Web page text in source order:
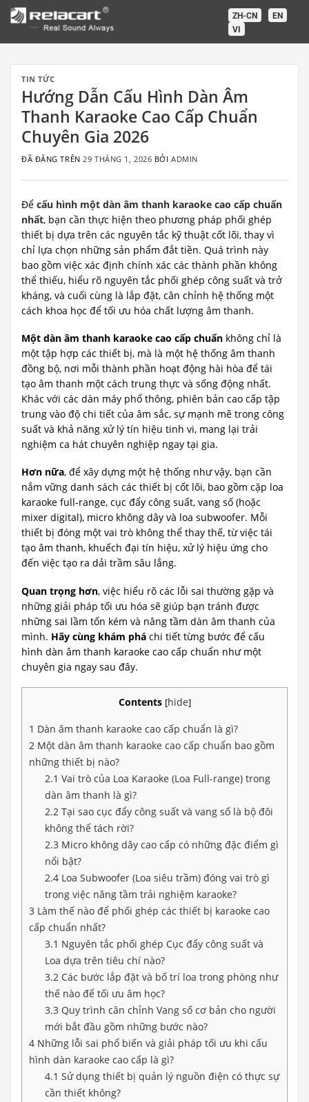
Chuyển
đến
nội
ZH-CN
EN
VI
TIN TỨC
Hướng Dẫn Cấu Hình Dàn Âm
Thanh Karaoke Cao Cấp Chuẩn
Chuyên Gia 2026
ĐÃ ĐĂNG TRÊN29 THÁNG 1, 2026 BỞIADMIN
Để cấu hình một dàn âm thanh karaoke cao cấp chuẩn
nhất, bạn cần thực hiện theo phương pháp phối ghép
thiết bị dựa trên các nguyên tắc kỹ thuật cốt lõi, thay vì
chỉ lựa chọn những sản phẩm đắt tiền. Quá trình này
bao gồm việc xác định chính xác các thành phần không
thể thiếu, hiểu rõ nguyên tắc phối ghép công suất và trở
kháng, và cuối cùng là lắp đặt, cân chỉnh hệ thống một
cách khoa học để tối ưu hóa chất lượng âm thanh.
Một dàn âm thanh karaoke cao cấp chuẩn không chỉ là
một tập hợp các thiết bị, mà là một hệ thống âm thanh
đồng bộ, nơi mỗi thành phần hoạt động hài hòa để tái
tạo âm thanh một cách trung thực và sống động nhất.
Khác với các dàn máy phổ thông, phiên bản cao cấp tập
trung vào độ chi tiết của âm sắc, sự mạnh mẽ trong công
suất và khả năng xử lý tín hiệu tinh vi, mang lại trải
nghiệm ca hát chuyên nghiệp ngay tại gia.
Hơn nữa, để xây dựng một hệ thống như vậy, bạn cần
nắm vững danh sách các thiết bị cốt lõi, bao gồm cặp loa
karaoke full-range, cục đẩy công suất, vang số (hoặc
mixer digital), micro không dây và loa subwoofer. Mỗi
thiết bị đóng một vai trò không thể thay thế, từ việc tái
tạo âm thanh, khuếch đại tín hiệu, xử lý hiệu ứng cho
đến việc tạo ra dải trầm sâu lắng.
Quan trọng hơn, việc hiểu rõ các lỗi sai thường gặp và
những giải pháp tối ưu hóa sẽ giúp bạn tránh được
những sai lầm tốn kém và nâng tầm dàn âm thanh của
mình. Hãy cùng khám phá chi tiết từng bước để cấu
hình dàn âm thanh karaoke cao cấp chuẩn như một
chuyên gia ngay sau đây.
Contents [hide]
1 Dàn âm thanh karaoke cao cấp chuẩn là gì?
2 Một dàn âm thanh karaoke cao cấp chuẩn bao gồm
những thiết bị nào?
2.1 Vai trò của Loa Karaoke (Loa Full-range) trong
dàn âm thanh là gì?
2.2Tại sao cục đẩy công suất và vang số là bộ đôi
không thể tách rời?
2.3Micro không dây cao cấp có những đặc điểm gì
nổi bật?
2.4Loa Subwoofer (Loa siêu trầm) đóng vai trò gì
trong việc nâng tầm trải nghiệm karaoke?
3 Làm thế nào để phối ghép các thiết bị karaoke cao
cấp chuẩn nhất?
3.1 Nguyên tắc phối ghép Cục đẩy công suất và
Loa dựa trên tiêu chí nào?
3.2Các bước lắp đặt và bố trí loa trong phòng như
thế nào để tối ưu âm học?
3.3Quy trình cân chỉnh Vang số cơ bản cho người
mới bắt đầu gồm những bước nào?
4 Những lỗi sai phổ biến và giải pháp tối ưu khi cấu
hình dàn karaoke cao cấp là gì?
4.1 Sử dụng thiết bị quản lý nguồn điện có thực sự
cần thiết không?